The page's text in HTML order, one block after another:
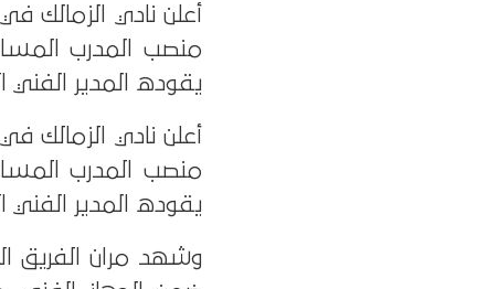
أعلن نادي الزمالك
منصب المدرب
يقوده المدير الفني
أعلن نادي الزمالك
منصب المدرب
يقوده المدير الفني
وشهد مران الفريق